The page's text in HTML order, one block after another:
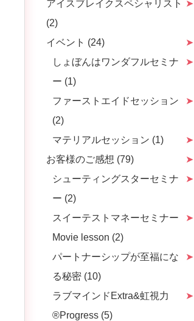
アイスブレイクスペシャリスト
(2)
イベント (24)
しょぼんはワンダフルセミナ
ー (1)
ファーストエイドセッション
(2)
マテリアルセッション (1)
お客様のご感想 (79)
シューティングスターセミナ
ー (2)
スイーテストマネーセミナー
Movie lesson (2)
パートナーシップが至福にな
る秘密 (10)
ラブマインドExtra&虹視力
®️Progress (5)